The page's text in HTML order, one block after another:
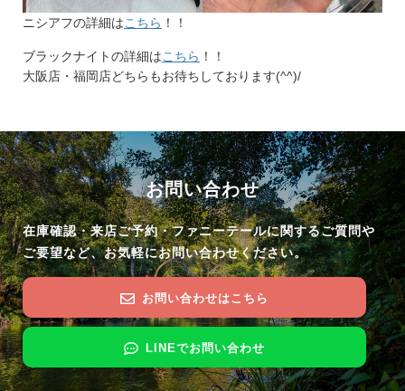
ニシアフの詳細はこちら ！！
ブラックナイトの詳細はこちら ！！
大阪店・福岡店どちらもお待ちしております(^^)/
お問い合わせ
在庫確認・来店ご予約・ファニーテールに関するご質問や
ご要望など、お気軽にお問い合わせください。
お問い合わせはこちら
LINEでお問い合わせ